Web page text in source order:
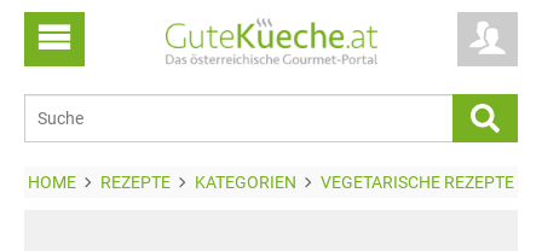
HOME REZEPTE KATEGORIEN VEGETARISCHE REZEPTE